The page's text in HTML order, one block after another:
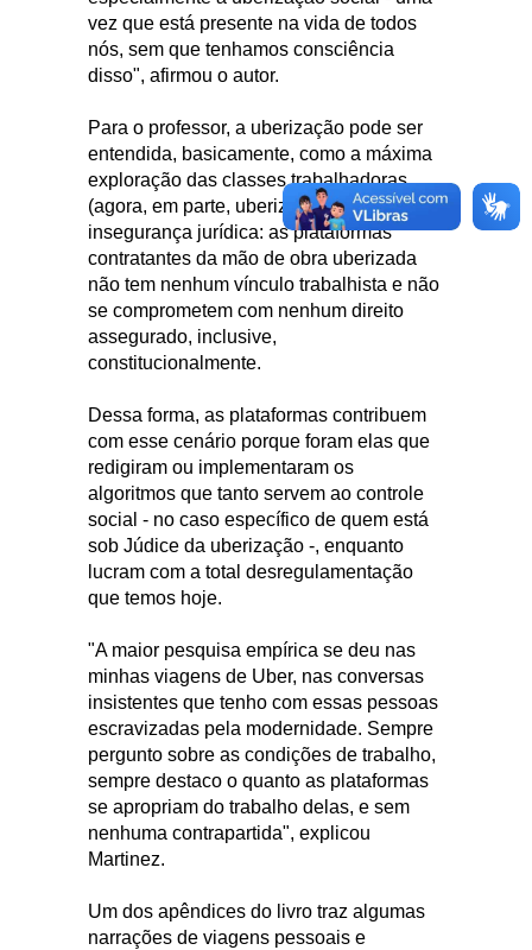
vez que está presente na vida de todos
nós, sem que tenhamos consciência
disso", afirmou o autor.
Para o professor, a uberização pode ser
entendida, basicamente, como a máxima
exploração das classes trabalhadoras
(agora, em parte, uberizadas) e a total
insegurança jurídica: as plataformas
contratantes da mão de obra uberizada
não tem nenhum vínculo trabalhista e não
se comprometem com nenhum direito
assegurado, inclusive,
constitucionalmente.
Dessa forma, as plataformas contribuem
com esse cenário porque foram elas que
redigiram ou implementaram os
algoritmos que tanto servem ao controle
social - no caso específico de quem está
sob Júdice da uberização -, enquanto
lucram com a total desregulamentação
que temos hoje.
"A maior pesquisa empírica se deu nas
minhas viagens de Uber, nas conversas
insistentes que tenho com essas pessoas
escravizadas pela modernidade. Sempre
pergunto sobre as condições de trabalho,
sempre destaco o quanto as plataformas
se apropriam do trabalho delas, e sem
nenhuma contrapartida", explicou
Martinez.
Um dos apêndices do livro traz algumas
narrações de viagens pessoais e